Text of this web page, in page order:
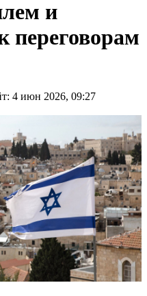
и
переговорам
4 июн 2026, 09:27